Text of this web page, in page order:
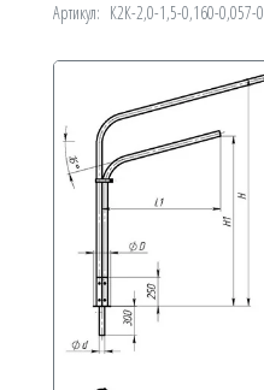
Артикул: К2К-2,0-1,5-0,160-0,057-0